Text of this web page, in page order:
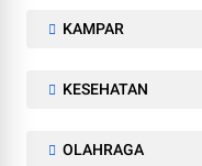
KAMPAR
KESEHATAN
OLAHRAGA